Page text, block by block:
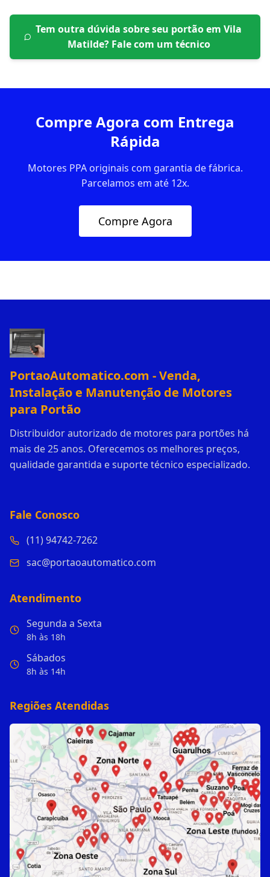
Tem outra dúvida sobre seu portão emVila
Matilde? Fale com um técnico
Compre Agora com Entrega
Rápida
Motores PPA originais com garantia de fábrica.
Parcelamos em até 12x.
Compre Agora
PortaoAutomatico.com - Venda,
Instalação e Manutenção de Motores
para Portão
Distribuidor autorizado de motores para portões há
mais de 25 anos. Oferecemos os melhores preços,
qualidade garantida e suporte técnico especializado.
Fale Conosco
(11) 94742-7262
sac@portaoautomatico.com
Atendimento
Segunda a Sexta
8h às 18h
Sábados
8h às 14h
Regiões Atendidas